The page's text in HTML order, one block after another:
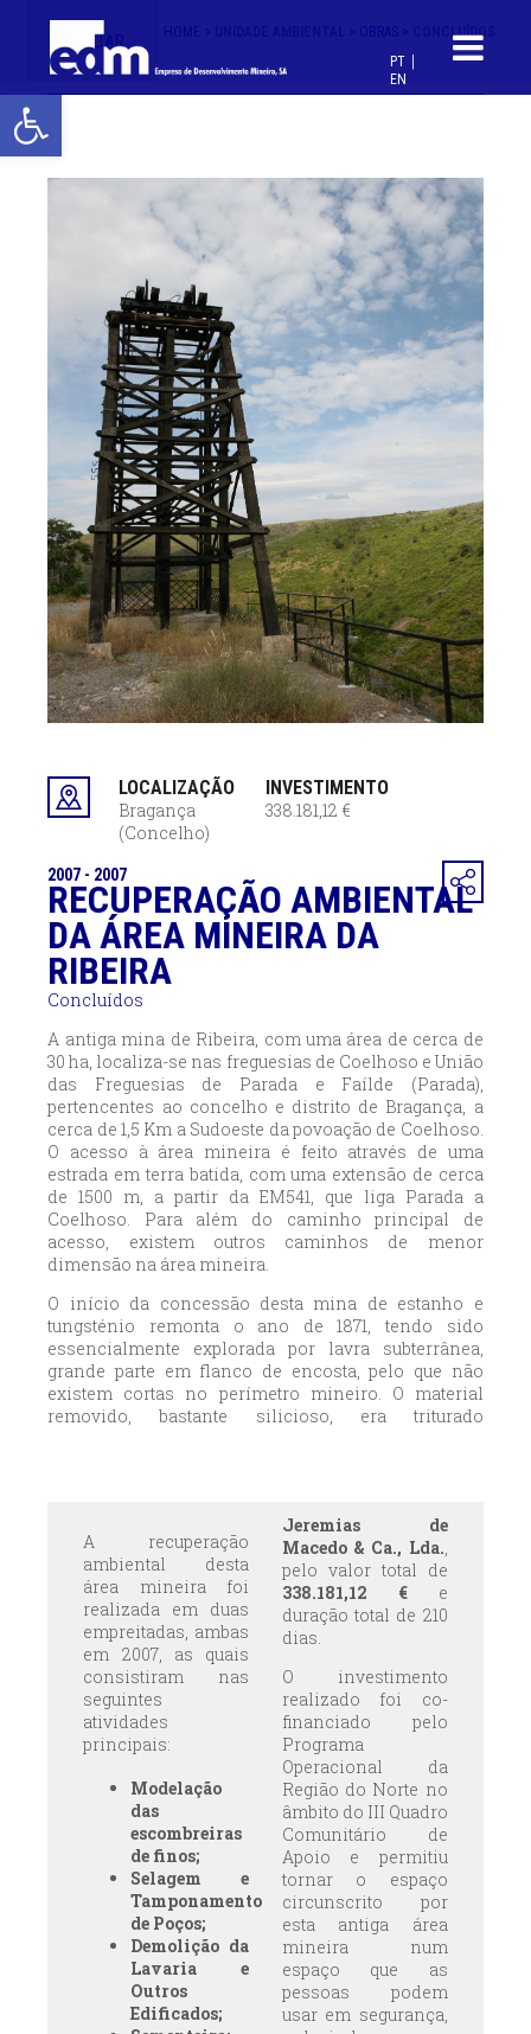
Open toolbar
PT
EN
< VOLTAR CONCLUÍDOS
LOCALIZAÇÃO
Bragança
(Concelho)
INVESTIMENTO
338.181,12 €
2007 - 2007
RECUPERAÇÃO AMBIENTAL
DA ÁREA MINEIRA DA
RIBEIRA
Concluídos
A antiga mina de Ribeira, com uma área de cerca de
30 ha, localiza-se nas freguesias de Coelhoso e União
das Freguesias de Parada e Faílde (Parada),
pertencentes ao concelho e distrito de Bragança, a
cerca de 1,5 Km a Sudoeste da povoação de Coelhoso.
O acesso à área mineira é feito através de uma
estrada em terra batida, com uma extensão de cerca
de 1500 m, a partir da EM541, que liga Parada a
Coelhoso. Para além do caminho principal de
acesso, existem outros caminhos de menor
dimensão na área mineira.
O início da concessão desta mina de estanho e
tungsténio remonta o ano de 1871, tendo sido
essencialmente explorada por lavra subterrânea,
grande parte em flanco de encosta, pelo que não
existem cortas no perímetro mineiro. O material
removido, bastante silicioso, era triturado
A recuperação
ambiental desta
área mineira foi
realizada em duas
empreitadas, ambas
em 2007, as quais
consistiram nas
seguintes
atividades
principais:
Modelação
das
escombreiras
de finos;
Selagem e
Tamponamento
de Poços;
Demolição da
Lavaria e
Outros
Edificados;
Jeremias de
Macedo & Ca., Lda.,
pelo valor total de
338.181,12 €e
duração total de 210
dias.
O investimento
realizado foi co-
financiado pelo
Programa
Operacional da
Região do Norte no
âmbito do III Quadro
Comunitário de
Apoio e permitiu
tornar o espaço
circunscrito por
esta antiga área
mineira num
espaço que as
pessoas podem
usar em segurança,